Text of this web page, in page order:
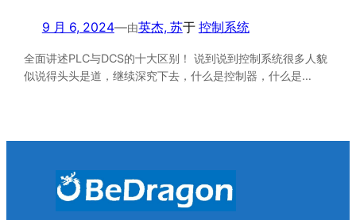
9 月 6, 2024—由英杰, 苏于 控制系统
全面讲述PLC与DCS的十大区别！ 说到说到控制系统很多人貌
似说得头头是道，继续深究下去，什么是控制器，什么是…